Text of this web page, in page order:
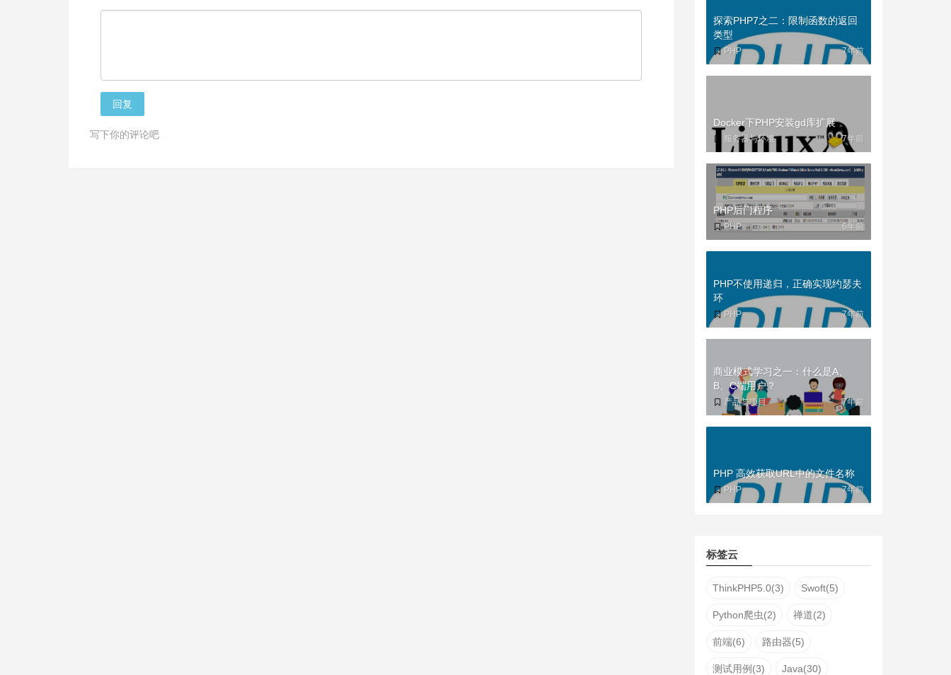
回复
写下你的评论吧
探索PHP7之二：限制函数的返回
类型
PHP 7年前
Docker下PHP安装gd库扩展
服务器与环境 7年前
PHP后门程序
PHP 6年前
PHP不使用递归，正确实现约瑟夫
环
PHP 7年前
商业模式学习之一：什么是A、
B、C端用户？
产品与项目 7年前
PHP 高效获取URL中的文件名称
PHP 7年前
标签云
ThinkPHP5.0(3) Swoft(5)
Python爬虫(2) 禅道(2)
前端(6) 路由器(5)
测试用例(3) Java(30)